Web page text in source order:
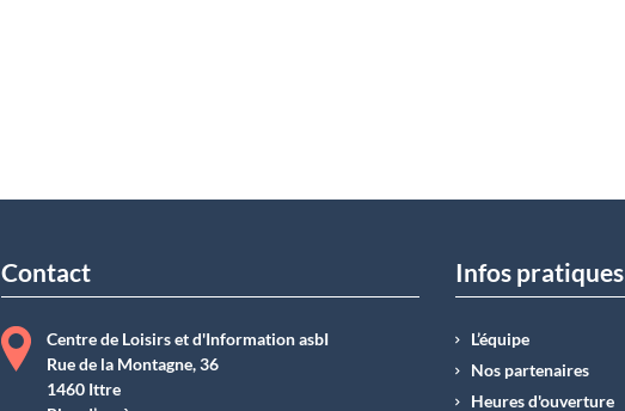
Contact
Centre de Loisirs et d'Information asbI
Rue de la Montagne, 36
1460 Ittre
Infos pratiques
L’équipe
Nos partenaires
Heures d'ouverture